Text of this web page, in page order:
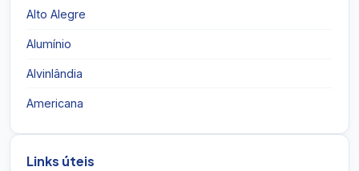
Alto Alegre
Alumínio
Alvinlândia
Americana
Links úteis